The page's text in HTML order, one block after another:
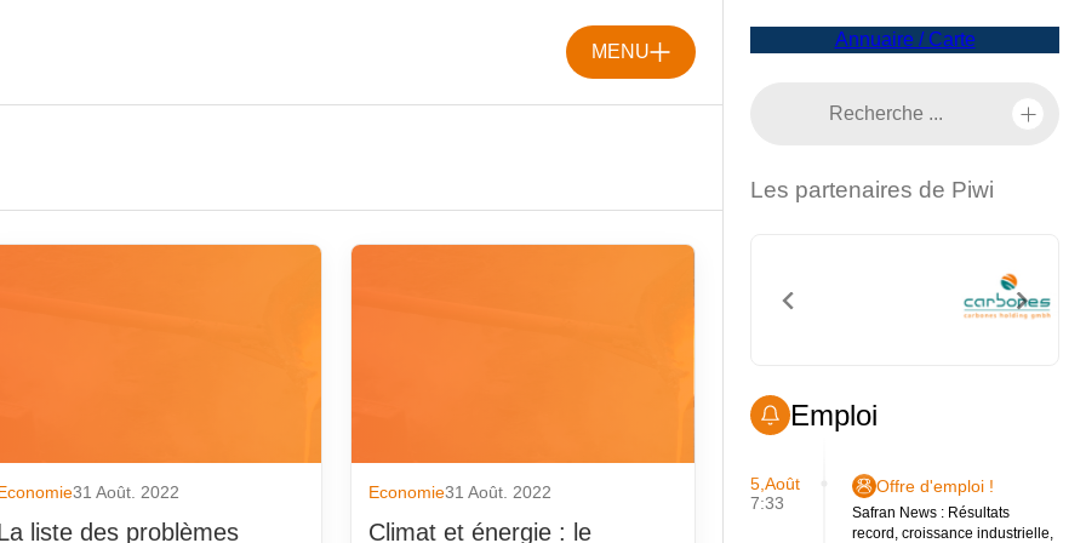
MENU
février 2018
février 2014
31 Août. 2022
liste des problèmes
Economie31 Août. 2022
Climat et énergie : le
Annuaire / Carte
Les partenaires de Piwi
Emploi
5,Août
7:33
Offre d'emploi !
Safran News : Résultats
record, croissance industrielle,